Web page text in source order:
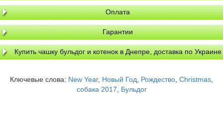
Оплата
Гарантии
Купить чашку бульдог и котенок в Днепре, доставка по Украине
Ключевые слова: New Year, Новый Год Рождество Christmas
собака 2017
Бульдог